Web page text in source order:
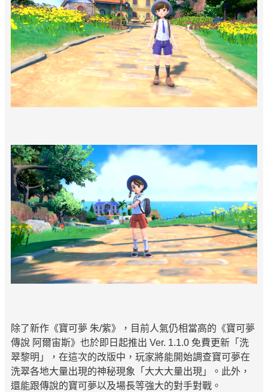
除了新作《寶可夢 朱/紫》，目前人氣仍相當高的《寶可夢
傳說 阿爾宙斯》也於即日起推出 Ver. 1.1.0 免費更新「洗
翠黎明」，在這次的改版中，玩家將能開始調查寶可夢在
洗翠各地大量出現的神秘現象「大大大量出現」。此外，
還能跟傳說的寶可夢以及場長等強大的對手對戰。